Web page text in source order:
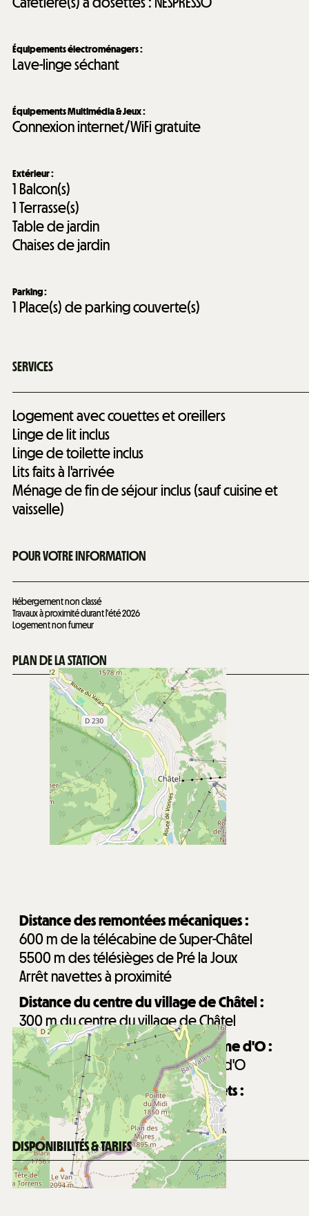
Équipements électroménagers:
Lave-linge séchant
Équipements Multimédia & Jeux:
Connexion internet/WiFi gratuite
Extérieur:
1 Balcon(s)
1Terrasse(s)
Table de jardin
Chaises de jardin
Parking:
1 Place(s) de parking couverte(s)
SERVICES
Logement avec couettes et oreillers
Linge de lit inclus
Linge de toilette inclus
Lits faits à l'arrivée
Ménage de fin de séjour inclus (sauf cuisine et
vaisselle)
POUR VOTRE INFORMATION
Hébergement non classé
Travaux à proximité durant l'été 2026
Logement non fumeur
PLAN DE LA STATION
Distance des remontées mécaniques :
600 m de la télécabine de Super-Châtel
5500 m des télésièges de Pré la Joux
Arrêt navettes à proximité
Distance du centre du village de Châtel :
300 m du centre du village de Châtel
Distance du centre aquatique Forme d'O :
230 m du centre aquatique Forme d'O
Distance de la garderie Les Mouflets :
600
m de la garderie Les Mouflets
DISPONIBILITÉS & TARIFS